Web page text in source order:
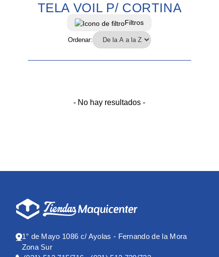
TELA VOIL P/ CORTINA
Filtros
Ordenar:
- No hay resultados -
1° de Mayo 1086 c/ Ayolas - Fernando de la Mora
Zona Sur